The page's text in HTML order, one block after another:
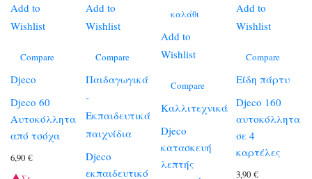
Add to
Wishlist
Compare
Djeco
Djeco 60
Αυτοκόλλητα
από τσόχα
6,90 €
Add to
Wishlist
Compare
Παιδαγωγικά
-
Εκπαιδευτικά
παιχνίδια
Djeco
εκπαιδευτικό
καλάθι
Add to
Wishlist
Compare
Καλλιτεχνικά
Djeco
κατασκευή
λεπτής
Add to
Wishlist
Compare
Είδη πάρτυ
Djeco 160
αυτοκόλλητα
σε 4
καρτέλες
3,90€